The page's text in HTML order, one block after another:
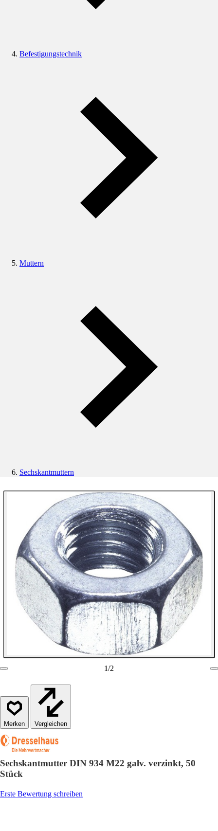
Befestigungstechnik
Muttern
Sechskantmuttern
1/2
Vergleichen
Sechskantmutter DIN 934 M22 galv. verzinkt, 50
Stück
Erste Bewertung schreiben